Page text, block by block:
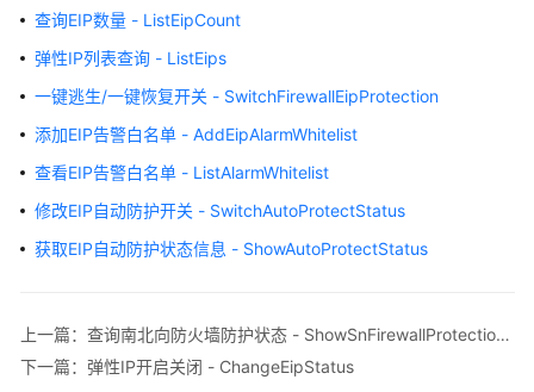
产
品
绍
费
说
明
入
门
查询EIP数量 - ListEipCount
弹性IP列表查询 - ListEips
一键逃生/一键恢复开关 - SwitchFirewallEipProtection
添加EIP告警白名单 - AddEipAlarmWhitelist
查看EIP告警白名单 - ListAlarmWhitelist
修改EIP自动防护开关 - SwitchAutoProtectStatus
获取EIP自动防护状态信息 - ShowAutoProtectStatus
上一篇：查询南北向防火墙防护状态 - ShowSnFirewallProtectionStatus
下一篇：弹性IP开启关闭 - ChangeEipStatus